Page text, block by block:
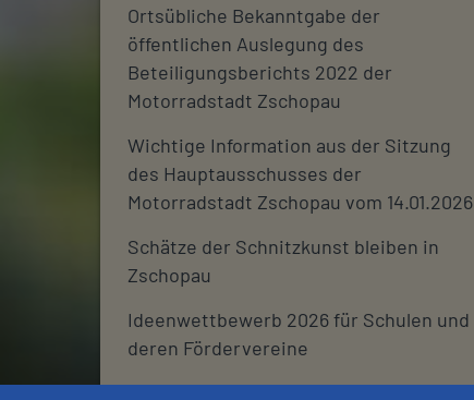
Ortsübliche Bekanntgabe der
öffentlichen Auslegung des
Beteiligungsberichts 2022 der
Motorradstadt Zschopau
Wichtige Information aus der Sitzung
des Hauptausschusses der
Motorradstadt Zschopau vom 14.01.2026
Schätze der Schnitzkunst bleiben in
Zschopau
Ideenwettbewerb 2026 für Schulen und
deren Fördervereine
Stadtjournal 2026: Wir suchen euch